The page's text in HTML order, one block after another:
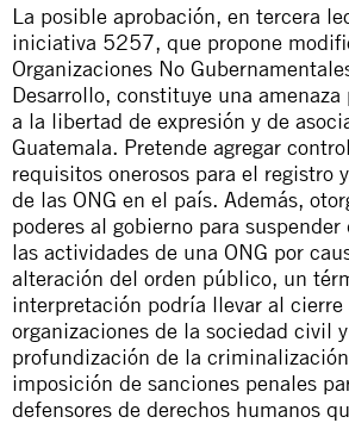
La posible aprobación, en tercera
iniciativa 5257, que propone
Organizaciones No
Desarrollo, constituye una amenaza
a la libertad de expresión y de
Guatemala. Pretende agregar
requisitos onerosos para el registro
de las ONG en el país. Además,
poderes al gobierno para
las actividades de una ONG por
alteración del orden público, un
interpretación podría llevar al
organizaciones de la sociedad civil
profundización de la
imposición de sanciones penales
defensores de derechos humanos